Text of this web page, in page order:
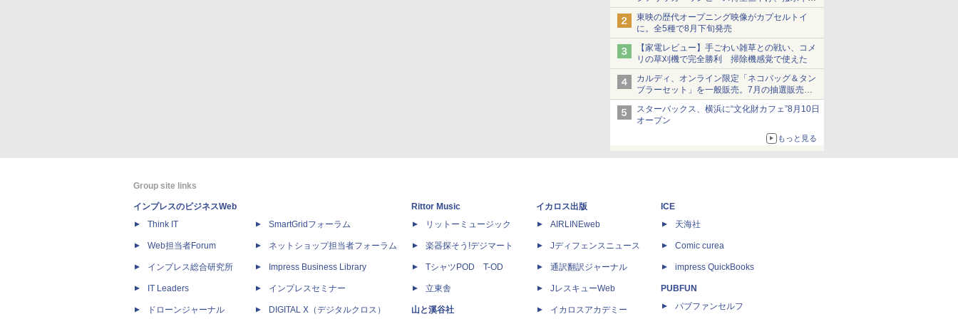
ショーツは1990円に
東映の歴代オープニング映像がカプセルトイ
に。全5種で8月下旬発売
【家電レビュー】手ごわい雑草との戦い、コメ
リの草刈機で完全勝利 掃除機感覚で使えた
カルディ、オンライン限定「ネコバッグ＆タン
ブラーセット」を一般販売。7月の抽選販売の
当選無効分
スターバックス、横浜に“文化財カフェ”8月10日
オープン
もっと見る
Group site links
インプレスのビジネスWeb
Think IT
Web担当者Forum
インプレス総合研究所
IT Leaders
ドローンジャーナル
SmartGridフォーラム
ネットショップ担当者フォーラム
Impress Business Library
インプレスセミナー
DIGITAL X（デジタルクロス）
Rittor Music
リットーミュージック
楽器探そう!デジマート
TシャツPOD T-OD
立東舎
山と溪谷社
イカロス出版
AIRLINEweb
Jディフェンスニュース
通訳翻訳ジャーナル
JレスキューWeb
イカロスアカデミー
ICE
天海社
Comic curea
impress QuickBooks
PUBFUN
パブファンセルフ